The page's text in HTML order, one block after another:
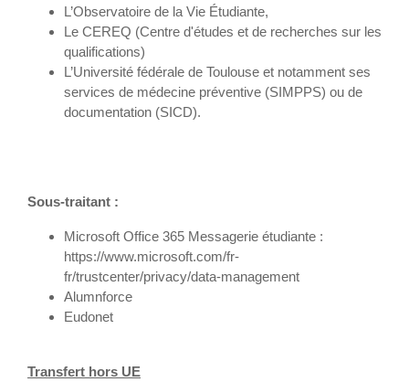
L’Observatoire de la Vie Étudiante,
Le CEREQ (Centre d'études et de recherches sur les
qualifications)
L’Université fédérale de Toulouse et notamment ses
services de médecine préventive (SIMPPS) ou de
documentation (SICD).
Sous-traitant :
Microsoft Office 365 Messagerie étudiante :
https://www.microsoft.com/fr-
fr/trustcenter/privacy/data-management
Alumnforce
Eudonet
Transfert hors UE